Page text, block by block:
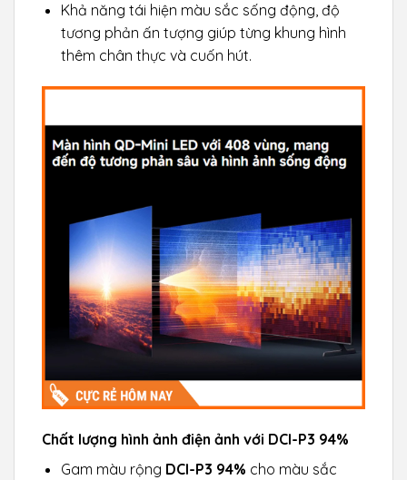
Khả năng tái hiện màu sắc sống động, độ
tương phản ấn tượng giúp từng khung hình
thêm chân thực và cuốn hút.
Chất lượng hình ảnh điện ảnh với DCI-P3 94%
Gam màu rộng DCI-P3 94% cho màu sắc